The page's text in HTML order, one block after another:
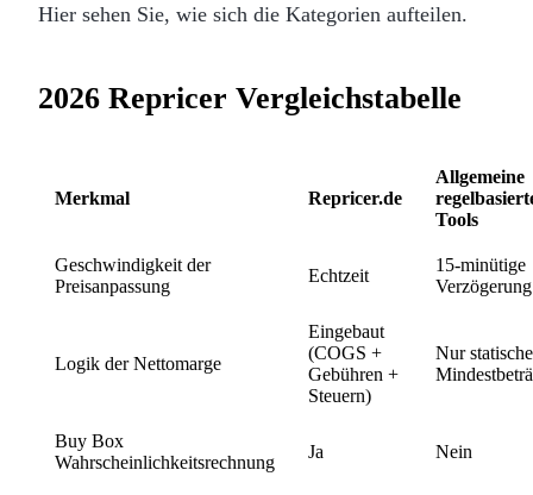
Hier sehen Sie, wie sich die Kategorien aufteilen.
2026 Repricer Vergleichstabelle
Merkmal Repricer.de
Allgemeine
Tools
Geschwindigkeit der
Preisanpassung
Echtzeit
15-minütige
Verzögerung
Logik der Nettomarge
Eingebaut
(COGS +
Gebühren +
Steuern)
Nur statische
Buy Box
Wahrscheinlichkeitsrechnung
Ja Nein